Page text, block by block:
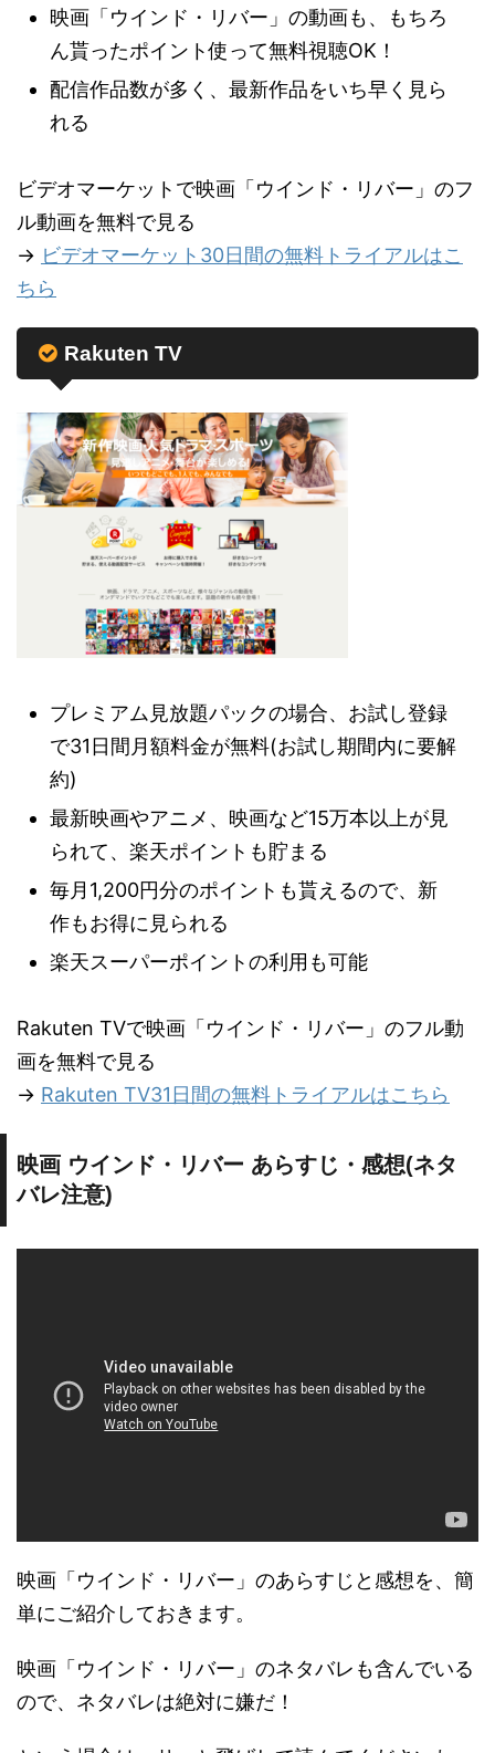
映画「ウインド・リバー」の動画も、もちろ
ん貰ったポイント使って無料視聴OK！
配信作品数が多く、最新作品をいち早く見ら
れる
ビデオマーケットで映画「ウインド・リバー」のフ
ル動画を無料で見る
→ ビデオマーケット30日間の無料トライアルはこ
ちら
Rakuten TV
プレミアム見放題パックの場合、お試し登録
で31日間月額料金が無料(お試し期間内に要解
約)
最新映画やアニメ、映画など15万本以上が見
られて、楽天ポイントも貯まる
毎月1,200円分のポイントも貰えるので、新
作もお得に見られる
楽天スーパーポイントの利用も可能
Rakuten TVで映画「ウインド・リバー」のフル動
画を無料で見る
→ Rakuten TV31日間の無料トライアルはこちら
映画 ウインド・リバー あらすじ・感想(ネタ
バレ注意)
映画「ウインド・リバー」のあらすじと感想を、簡
単にご紹介しておきます。
映画「ウインド・リバー」のネタバレも含んでいる
ので、ネタバレは絶対に嫌だ！